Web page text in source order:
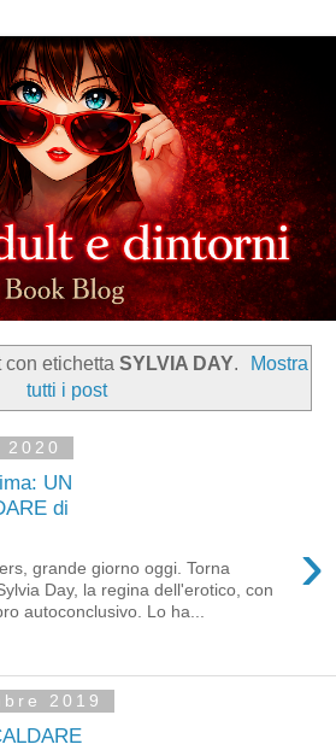
etichetta SYLVIA DAY.
Mostra
tutti i post
UN
di
›
grande giorno oggi. Torna
Day, la regina dell'erotico, con
autoconclusivo. Lo ha...
2019